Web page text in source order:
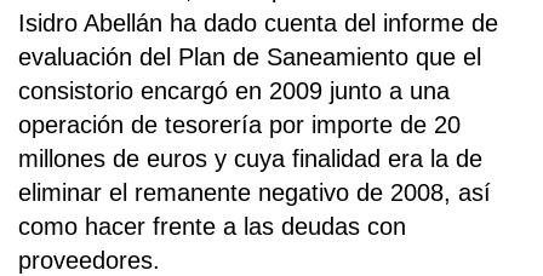
Isidro Abellán ha dado cuenta del informe de
evaluación del Plan de Saneamiento que el
consistorio encargó en 2009 junto a una
operación de tesorería por importe de 20
millones de euros y cuya finalidad era la de
eliminar el remanente negativo de 2008, así
como hacer frente a las deudas con
proveedores.